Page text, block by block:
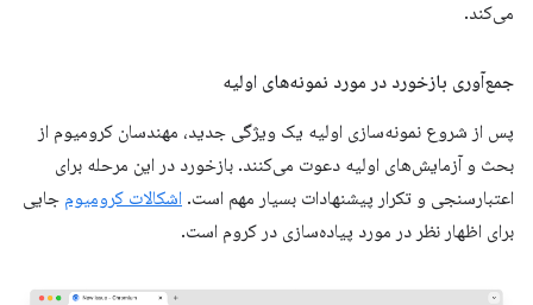
می‌کند.
جمع‌آوری بازخورد در مورد نمونه‌های اولیه
پس از شروع نمونه‌سازی اولیه یک ویژگی جدید، مهندسان کرومیوم از
بحث و آزمایش‌های اولیه دعوت می‌کنند. بازخورد در این مرحله برای
اعتبارسنجی و تکرار پیشنهادات بسیار مهم است. اشکالات کرومیوم جایی
برای اظهار نظر در مورد پیاده‌سازی در کروم است.